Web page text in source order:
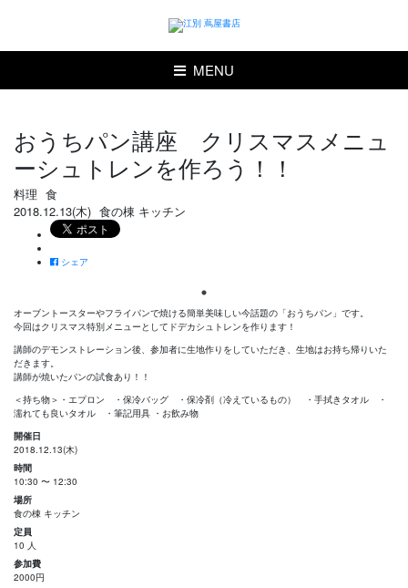
MENU
おうちパン講座 クリスマスメニュ
ーシュトレンを作ろう！！
料理 食
2018.12.13(木) 食の棟 キッチン
シェア
オーブントースターやフライパンで焼ける簡単美味しい今話題の「おうちパン」です。
今回はクリスマス特別メニューとしてドデカシュトレンを作ります！
講師のデモンストレーション後、参加者に生地作りをしていただき、生地はお持ち帰りいた
だきます。
講師が焼いたパンの試食あり！！
＜持ち物＞・エプロン ・保冷バッグ ・保冷剤（冷えているもの） ・手拭きタオル ・
濡れても良いタオル ・筆記用具 ・お飲み物
開催日
2018.12.13(木)
時間
10:30 〜 12:30
場所
食の棟 キッチン
定員
10 人
参加費
2000円